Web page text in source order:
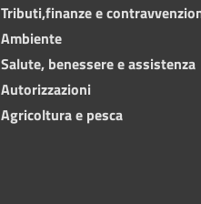
Tributi,finanze e
Ambiente
Salute, benessere e assistenza
Autorizzazioni
Agricoltura e pesca